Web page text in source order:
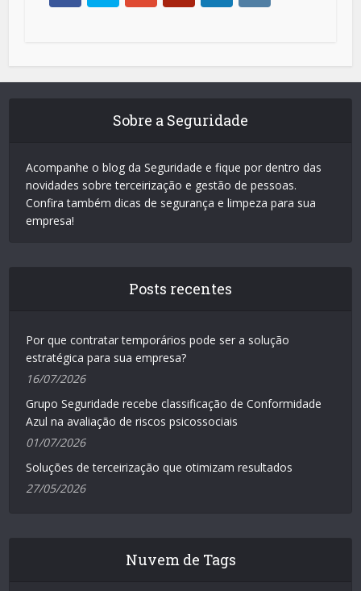
Sobre a Seguridade
Acompanhe o blog da Seguridade e fique por dentro das
novidades sobre terceirização e gestão de pessoas.
Confira também dicas de segurança e limpeza para sua
empresa!
Posts recentes
Por que contratar temporários pode ser a solução
estratégica para sua empresa?
16/07/2026
Grupo Seguridade recebe classificação de Conformidade
Azul na avaliação de riscos psicossociais
01/07/2026
Soluções de terceirização que otimizam resultados
27/05/2026
Nuvem de Tags